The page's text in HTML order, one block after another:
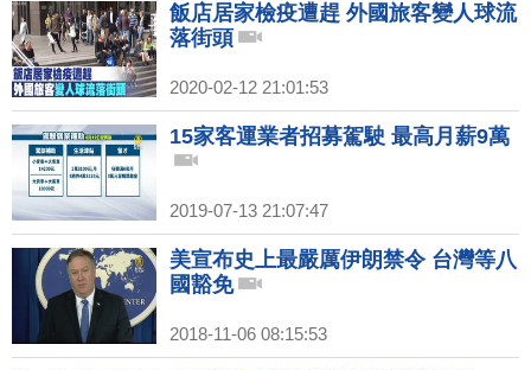
飯店居家檢疫遭趕 外國旅客變人球流
落街頭
2020-02-12 21:01:53
15家客運業者招募駕駛 最高月薪9萬
2019-07-13 21:07:47
美宣布史上最嚴厲伊朗禁令 台灣等八
國豁免
2018-11-06 08:15:53